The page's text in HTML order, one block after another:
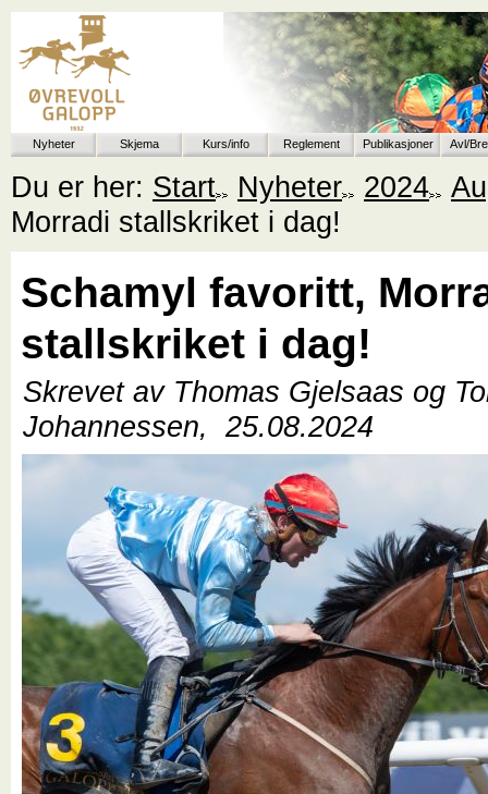
Nyheter Skjema Kurs/info Reglement Publikasjoner Avl/
Du er her: Start Nyheter 2024
Morradi stallskriket i dag!
Schamyl favoritt,
stallskriket i dag!
Skrevet av Thomas Gjelsaas og
Johannessen,
25.08.2024